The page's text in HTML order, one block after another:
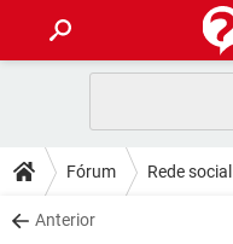
CELULAR
OUTLOOK
DICAS
JOGOS
DOWNLOADS
Fórum Rede social
Anterior